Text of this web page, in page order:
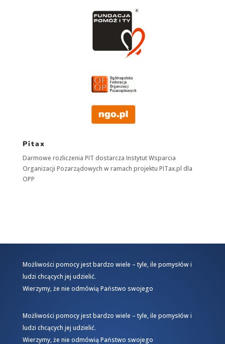
Pitax
Darmowe rozliczenia PIT dostarcza Instytut Wsparcia
Organizacji Pozarządowych w ramach projektu PITax.pl dla
OPP
Możliwości pomocy jest bardzo wiele – tyle, ile pomysłów i
ludzi chcących jej udzielić.
Wierzymy, że nie odmówią Państwo swojego
Możliwości pomocy jest bardzo wiele – tyle, ile pomysłów i
ludzi chcących jej udzielić.
Wierzymy, że nie odmówią Państwo swojego